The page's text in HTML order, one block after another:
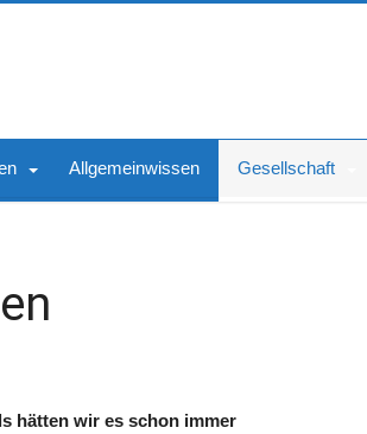
Allgemeinwissen Gesellschaft
hätten wir es schon immer